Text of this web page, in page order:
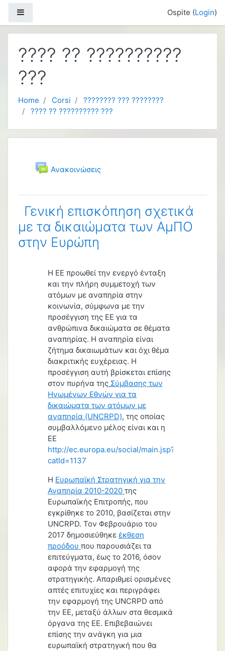
Ospite (Login)
???? ?? ??????????
???
Home Corsi
???????? ??? ????????
???? ?? ?????????? ???
Indice degli argomenti
Introduzione
Ανακοινώσεις
Forum
Γενική επισκόπηση σχετικά
με τα δικαιώματα των ΑμΠΟ
στην Ευρώπη
Η ΕΕ προωθεί την ενεργό ένταξη
και την πλήρη συμμετοχή των
ατόμων με αναπηρία στην
κοινωνία, σύμφωνα με την
προσέγγιση της ΕΕ για τα
ανθρώπινα δικαιώματα σε θέματα
αναπηρίας. Η αναπηρία είναι
ζήτημα δικαιωμάτων και όχι θέμα
διακριτικής ευχέρειας. Η
προσέγγιση αυτή βρίσκεται επίσης
στον πυρήνα της Σύμβασης των
Ηνωμένων Εθνών για τα
δικαιώματα των ατόμων με
αναπηρία (UNCRPD), της οποίας
συμβαλλόμενο μέλος είναι και η
ΕΕ
http://ec.europa.eu/social/main.jsp?
catId=1137
Η Ευρωπαϊκή Στρατηγική για την
Αναπηρία 2010-2020 της
Ευρωπαϊκής Επιτροπής, που
εγκρίθηκε το 2010, βασίζεται στην
UNCRPD. Τον Φεβρουάριο του
2017 δημοσιεύθηκε έκθεση
προόδου που παρουσιάζει τα
επιτεύγματα, έως το 2016, όσον
αφορά την εφαρμογή της
στρατηγικής. Απαριθμεί ορισμένες
απτές επιτυχίες και περιγράφει
την εφαρμογή της UNCRPD από
την ΕΕ, μεταξύ άλλων στα θεσμικά
όργανα της ΕΕ. Επιβεβαιώνει
επίσης την ανάγκη για μια
ευρωπαϊκή στρατηγική που θα